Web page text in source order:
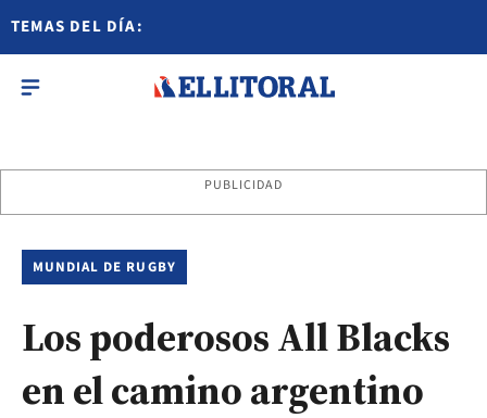
TEMAS DEL DÍA:
PUBLICIDAD
MUNDIAL DE RUGBY
Los poderosos All Blacks
en el camino argentino